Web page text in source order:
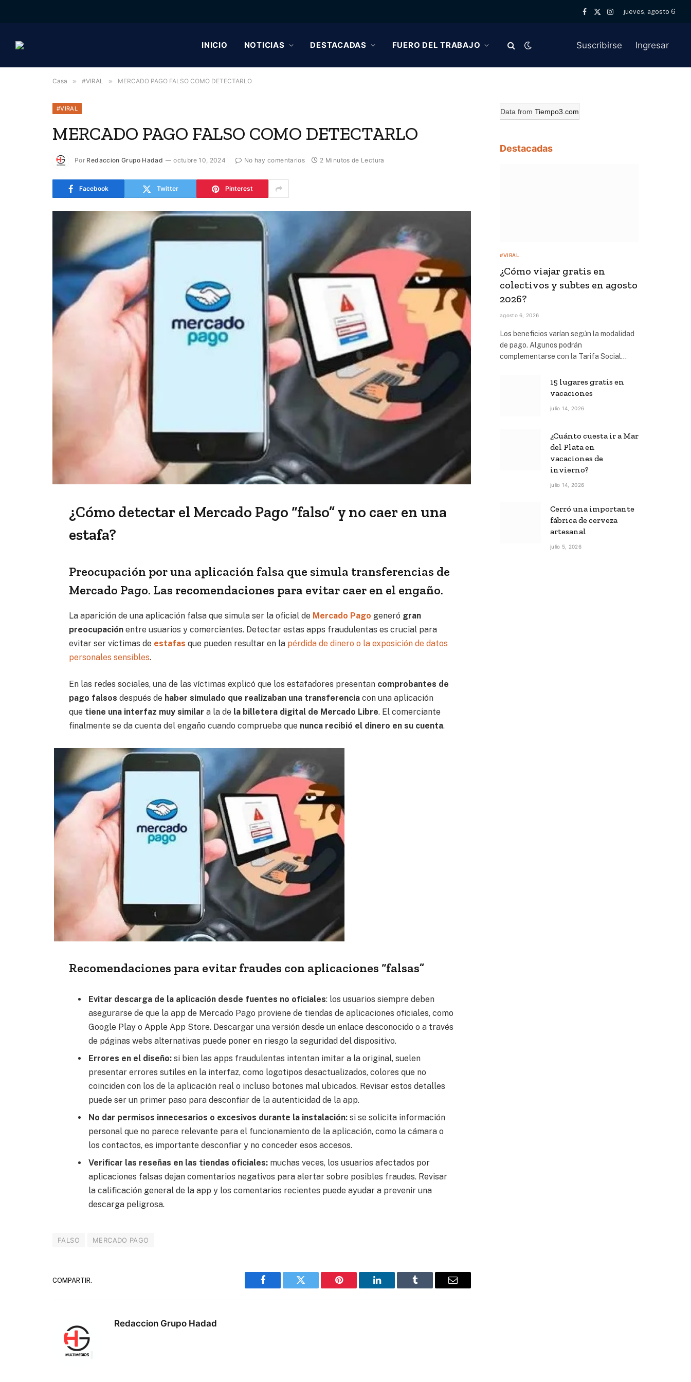
Facebook
X
Instagram
jueves, agosto 6
INICIO NOTICIAS DESTACADAS FUERO DEL TRABAJO Suscribirse Ingresar
Casa » #VIRAL » MERCADO PAGO FALSO COMO DETECTARLO
#VIRAL
MERCADO PAGO FALSO COMO DETECTARLO
Por Redaccion Grupo Hadad octubre 10, 2024 No hay comentarios 2 Minutos de Lectura
Facebook Twitter Pinterest
¿Cómo detectar el Mercado Pago “falso” y no caer en una
estafa?
Preocupación por una aplicación falsa que simula transferencias de
Mercado Pago. Las recomendaciones para evitar caer en el engaño.
La aparición de una aplicación falsa que simula ser la oficial de Mercado Pago generó gran
preocupación entre usuarios y comerciantes. Detectar estas apps fraudulentas es crucial para
evitar ser víctimas de estafas que pueden resultar en la pérdida de dinero o la exposición de datos
personales sensibles.
En las redes sociales, una de las víctimas explicó que los estafadores presentan comprobantes de
pago falsos después de haber simulado que realizaban una transferencia con una aplicación
que tiene una interfaz muy similara la de la billetera digital de Mercado Libre. El comerciante
finalmente se da cuenta del engaño cuando comprueba que nunca recibió el dinero en su cuenta.
Recomendaciones para evitar fraudes con aplicaciones “falsas”
Evitar descarga de la aplicación desde fuentes no oficiales: los usuarios siempre deben
asegurarse de que la app de Mercado Pago proviene de tiendas de aplicaciones oficiales, como
Google Play o Apple App Store. Descargar una versión desde un enlace desconocido o a través
de páginas webs alternativas puede poner en riesgo la seguridad del dispositivo.
Errores en el diseño: si bien las apps fraudulentas intentan imitar a la original, suelen
presentar errores sutiles en la interfaz, como logotipos desactualizados, colores que no
coinciden con los de la aplicación real o incluso botones mal ubicados. Revisar estos detalles
puede ser un primer paso para desconfiar de la autenticidad de la app.
No dar permisos innecesarios o excesivos durante la instalación: si se solicita información
personal que no parece relevante para el funcionamiento de la aplicación, como la cámara o
los contactos, es importante desconfiar y no conceder esos accesos.
Verificar las reseñas en las tiendas oficiales: muchas veces, los usuarios afectados por
aplicaciones falsas dejan comentarios negativos para alertar sobre posibles fraudes. Revisar
la calificación general de la app y los comentarios recientes puede ayudar a prevenir una
descarga peligrosa.
FALSO MERCADO PAGO
COMPARTIR.
Facebook Twitter Pinterest LinkedIn Tumblr
Correo
Redaccion Grupo Hadad
Data from Tiempo3.com
Destacadas
#VIRAL
¿Cómo viajar gratis en
colectivos y subtes en agosto
2026?
agosto 6, 2026
Los beneficios varían según la modalidad
de pago. Algunos podrán
complementarse con la Tarifa Social…
15 lugares gratis en
vacaciones
julio 14, 2026
¿Cuánto cuesta ir a Mar
del Plata en
vacaciones de
invierno?
julio 14, 2026
Cerró una importante
fábrica de cerveza
artesanal
julio 5, 2026